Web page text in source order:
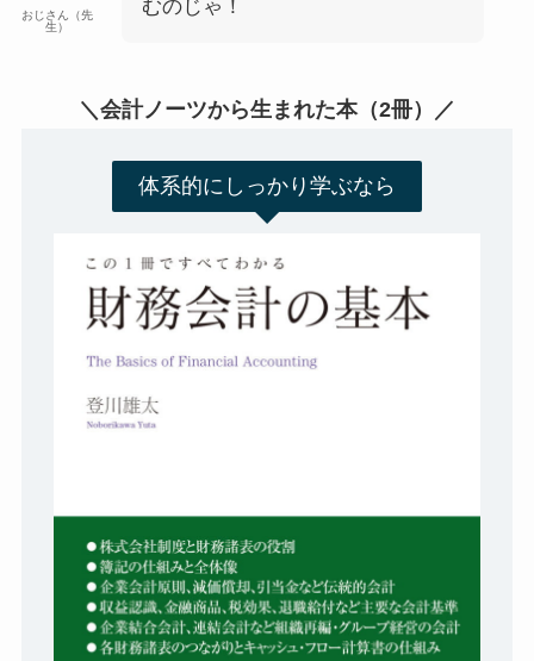
おじさん（先
生）
むのじゃ！
＼会計ノーツから生まれた本（2冊）／
体系的にしっかり学ぶなら